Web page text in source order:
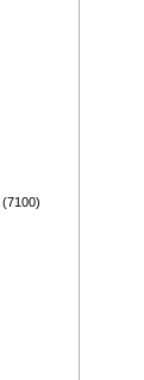
(7100)